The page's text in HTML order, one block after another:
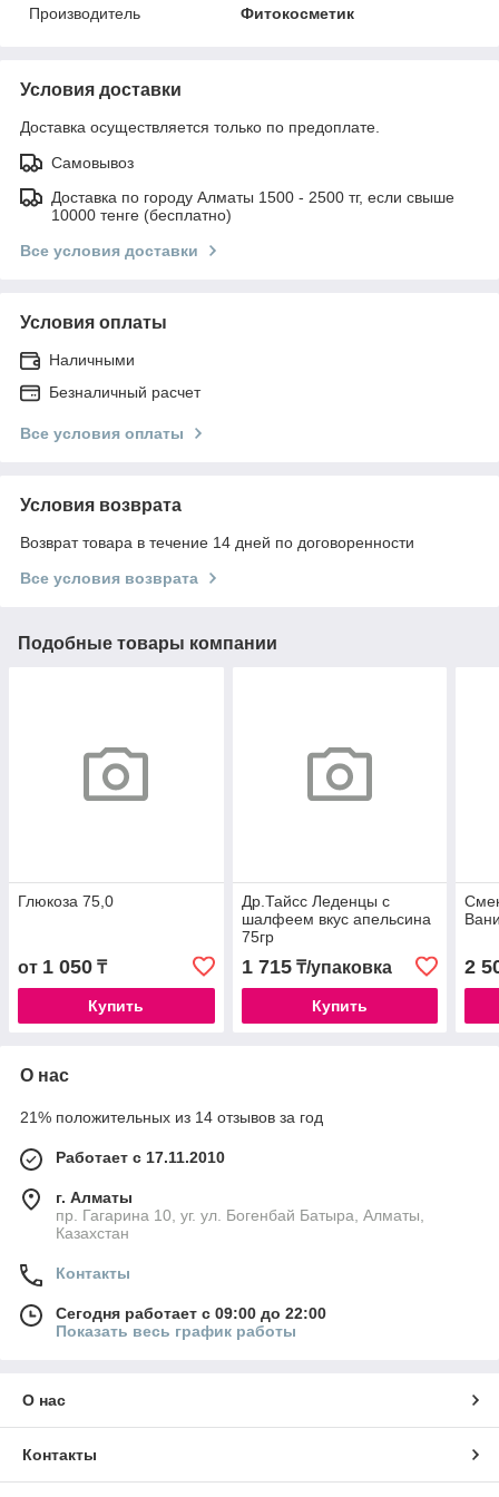
Производитель
Фитокосметик
Условия доставки
Доставка осуществляется только по предоплате.
Самовывоз
Доставка по городу Алматы 1500 - 2500 тг, если свыше
10000 тенге (бесплатно)
Все условия доставки
Условия оплаты
Наличными
Безналичный расчет
Все условия оплаты
Условия возврата
Возврат товара в течение 14 дней по договоренности
Все условия возврата
Подобные товары компании
Глюкоза 75,0
от 1 050 ₸
Купить
Др.Тайсс Леденцы с
шалфеем вкус апельсина
75гр
1 715₸/упаковка
Купить
2
О нас
21% положительных из 14 отзывов за год
Работает с 17.11.2010
г. Алматы
пр. Гагарина 10, уг. ул. Богенбай Батыра, Алматы,
Казахстан
Контакты
Сегодня работает с 09:00 до 22:00
Показать весь график работы
О нас
Контакты